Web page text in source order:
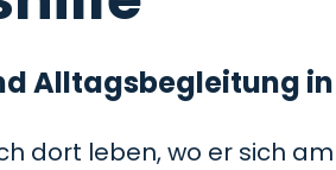
Alltagsbegleitung
dort leben, wo er sich